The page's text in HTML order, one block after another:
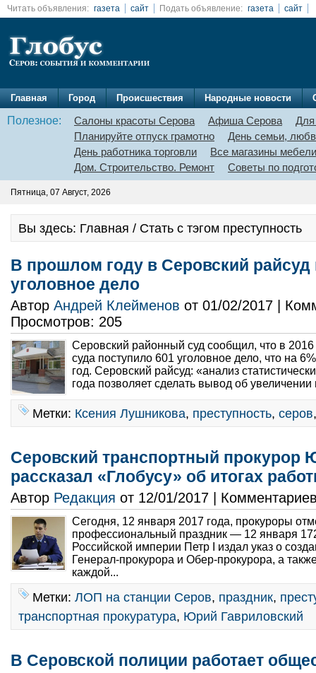
Читать объявления: газета сайт Подать объявление: газета сайт
Главная Город Происшествия Народные новости
Полезное: Салоны красоты Серова Афиша Серова
Для
Планируйте отпуск грамотно
День семьи,
День работника торговли
Все магазины мебели
Дом. Строительство. Ремонт
Советы по
Пятница, 07 Август, 2026
Вы здесь: Главная / Стать с тэгом преступность
В прошлом году в Серовский райсуд
уголовное дело
Автор Андрей Клейменов от 01/02/2017 |
Просмотров: 205
Серовский районный суд сообщил, что в 2016
суда поступило 601 уголовное дело, что на
год. Серовский райсуд: «анализ
года позволяет сделать вывод об
Метки: Ксения Лушникова, преступность, серов
Серовский транспортный прокурор
рассказал «Глобусу» об итогах
Автор Редакция от 12/01/2017 |
Сегодня, 12 января 2017 года, прокуроры
профессиональный праздник — 12 января
Российской империи Петр I издал указ о
Генерал-прокурора и Обер-прокурора, а
каждой...
Метки: ЛОП на станции Серов, праздник,
транспортная прокуратура, Юрий Гавриловский
В Серовской полиции работает